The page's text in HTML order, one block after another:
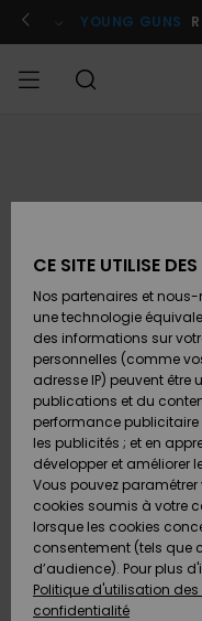
l'information
le
Se connecter /
YOUNG GUNS
&
Surf
&
Surf
FEMME
A
SURF
Surf
SNOW
A
OUTLET
AIDE &
CONTACT
Carte
des
MAGASINS
CE SITE UTILISE
Nos partenaires et
une technologie
des informations sur
personnelles (comme
adresse IP) peuvent être
publications et du
performance
les publicités ; et en
développer et améliorer
Vous pouvez
cookies soumis à votre
lorsque les cookies
consentement (tels que
d’audience). Pour plus
Politique d'utilisation des
confidentialité